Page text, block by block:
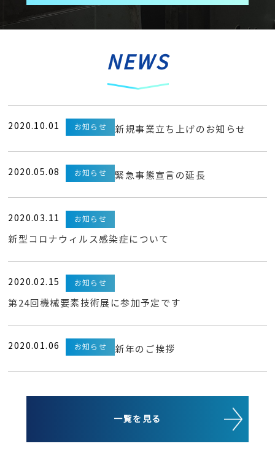
NEWS
2020.10.01 お知らせ 新規事業立ち上げのお知らせ
2020.05.08 お知らせ 緊急事態宣言の延長
2020.03.11 お知らせ
新型コロナウィルス感染症について
2020.02.15 お知らせ
第24回機械要素技術展に参加予定です
2020.01.06 お知らせ 新年のご挨拶
一覧を見る